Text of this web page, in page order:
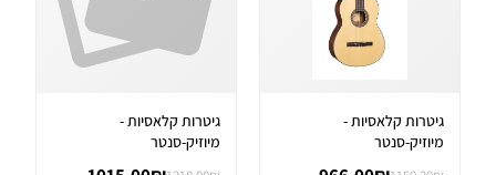
גיטרות קלאסיות -
מיוזיק-סנטר
גיטרות קלאסיות -
מיוזיק-סנטר